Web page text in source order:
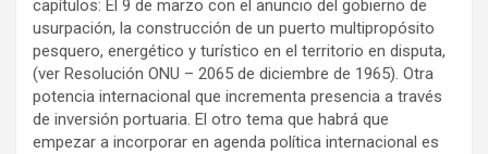
capítulos: El 9 de marzo con el anuncio del gobierno de
usurpación, la construcción de un puerto multipropósito
pesquero, energético y turístico en el territorio en disputa,
(ver Resolución ONU – 2065 de diciembre de 1965). Otra
potencia internacional que incrementa presencia a través
de inversión portuaria. El otro tema que habrá que
empezar a incorporar en agenda política internacional es